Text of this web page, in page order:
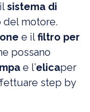
sistema di
del motore.
e ilfiltro per
possano
e l’elicaper
step by